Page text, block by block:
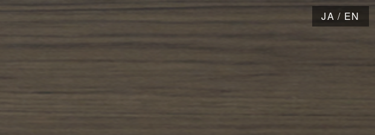
JA / EN